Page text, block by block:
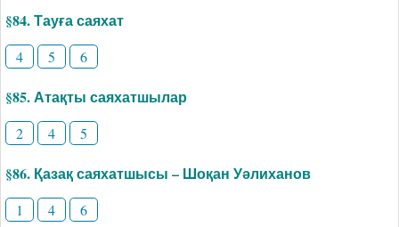
§84. Тауға саяхат
4 5 6
§85. Атақты саяхатшылар
2 4 5
§86. Қазақ саяхатшысы – Шоқан Уәлиханов
1 4 6